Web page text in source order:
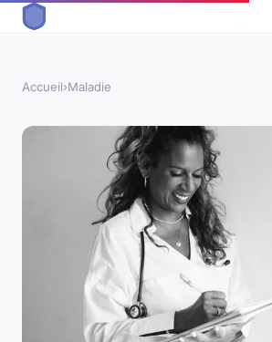
Accueil›Maladie